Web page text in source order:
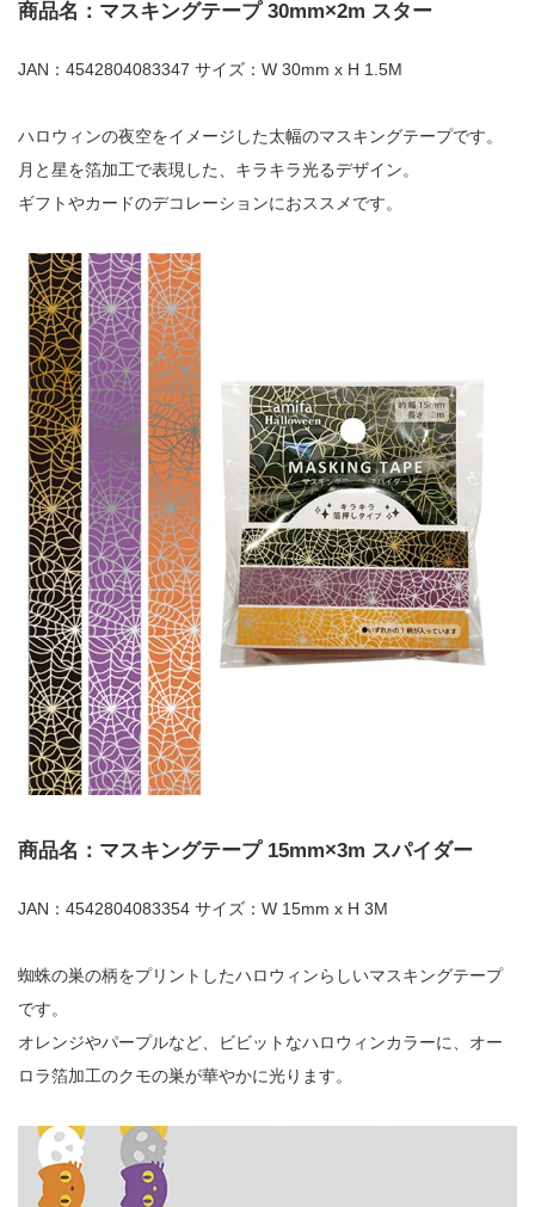
商品名：マスキングテープ 30mm×2m スター
JAN：4542804083347 サイズ：W 30mm x H 1.5M
ハロウィンの夜空をイメージした太幅のマスキングテープです。
月と星を箔加工で表現した、キラキラ光るデザイン。
ギフトやカードのデコレーションにおススメです。
商品名：マスキングテープ 15mm×3m スパイダー
JAN：4542804083354 サイズ：W 15mm x H 3M
蜘蛛の巣の柄をプリントしたハロウィンらしいマスキングテープ
です。
オレンジやパープルなど、ビビットなハロウィンカラーに、オー
ロラ箔加工のクモの巣が華やかに光ります。